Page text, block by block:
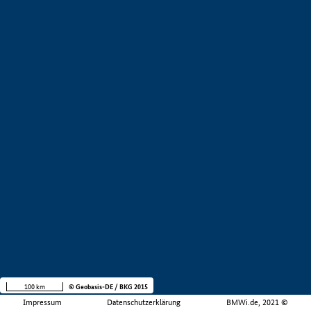
Impressum Datenschutzerklärung BMWi.de, 2021 ©
100 km © Geobasis-DE / BKG 2015